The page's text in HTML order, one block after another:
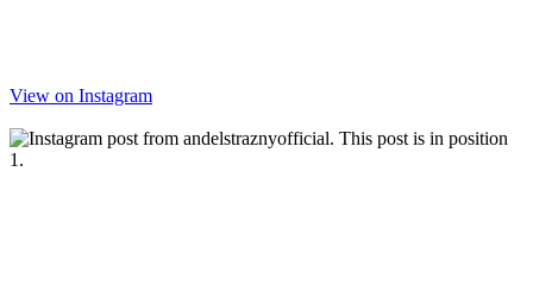
View on Instagram